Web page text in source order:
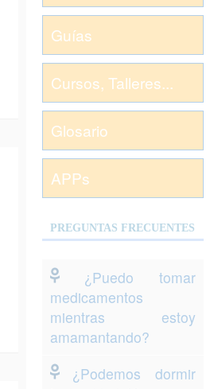
Guías
Cursos, Talleres...
Glosario
APPs
PREGUNTAS FRECUENTES
¿Puedo tomar
medicamentos
mientras estoy
amamantando?
¿Podemos dormir